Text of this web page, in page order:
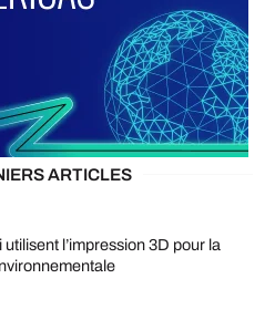
ARTICLES
utilisent l’impression 3D pour la